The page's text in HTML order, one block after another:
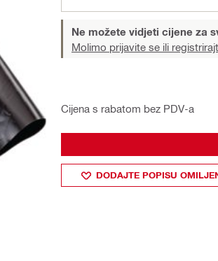
Ne možete vidjeti cijene za
Molimo prijavite se ili
Cijena s rabatom bez PDV-a
DODAJTE POPISU